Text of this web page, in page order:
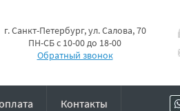
г. Санкт-Петербург, ул. Салова, 70
ПН-СБ с 10-00 до 18-00
Обратный звонок
Контакты